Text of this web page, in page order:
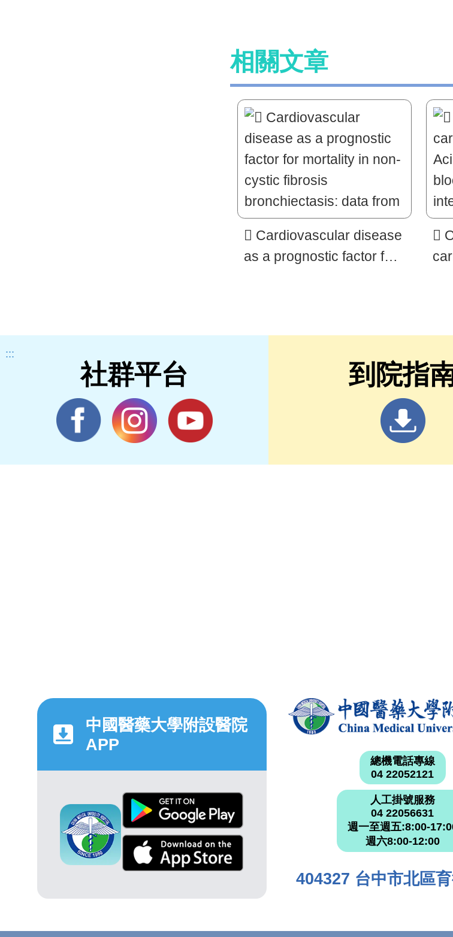
相關文章
 Cardiovascular disease
as a prognostic factor for
Bronchiectasis Research

:::
社群平台 到院指
中國醫藥大學附設醫院
APP
總機電話專線
04 22052121
人工掛號服務
04 22056631
週一至週五:8:00-
週六8:00-12:00
404327 台中市北區